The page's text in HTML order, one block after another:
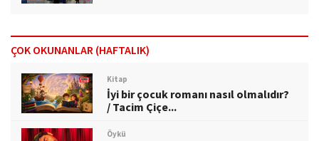
ÇOK OKUNANLAR (HAFTALIK)
Kitap
İyi bir çocuk romanı nasıl olmalıdır?
/ Tacim Çiçe...
Öykü